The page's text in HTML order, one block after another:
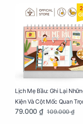
Lịch Mẹ Bầu: Ghi Lại
Kiện Và Cột Mốc Quan
Của Mẹ Và Bé
79.000 ₫ 109.000 ₫